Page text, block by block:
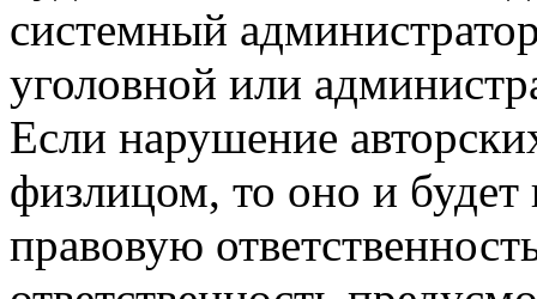
системный
уголовной или
Если нарушение
физлицом, то оно и будет
правовую